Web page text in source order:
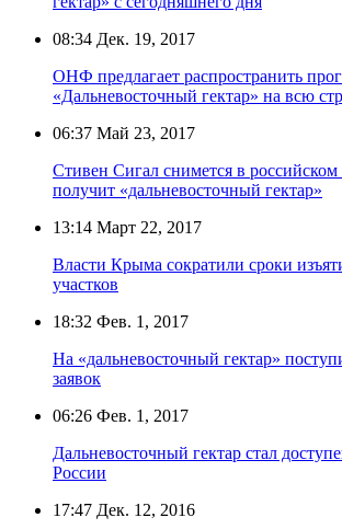
08:34 Дек. 19, 2017
ОНФ предлагает распространить
«Дальневосточный гектар» на всю
06:37 Май 23, 2017
Стивен Сигал снимется в российском
получит «дальневосточный гектар»
13:14 Март 22, 2017
Власти Крыма сократили сроки
участков
18:32 Фев. 1, 2017
На «дальневосточный гектар»
заявок
06:26 Фев. 1, 2017
Дальневосточный гектар стал
России
17:47 Дек. 12, 2016